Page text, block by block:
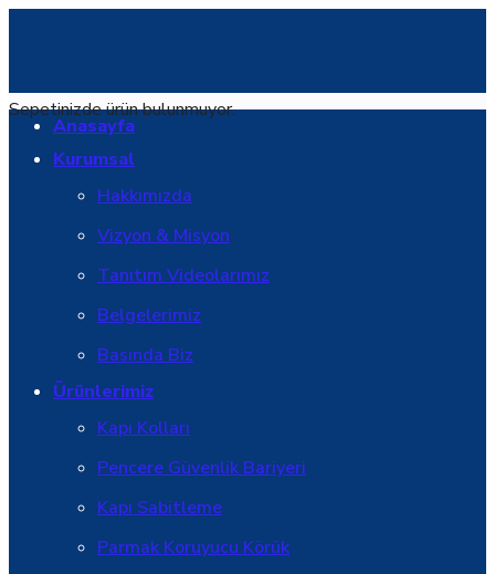
Sepetinizde ürün bulunmuyor.
Anasayfa
Kurumsal
Hakkımızda
Vizyon & Misyon
Tanıtım Videolarımız
Belgelerimiz
Basında Biz
Ürünlerimiz
Kapı Kolları
Pencere Güvenlik Bariyeri
Kapı Sabitleme
Parmak Koruyucu Körük